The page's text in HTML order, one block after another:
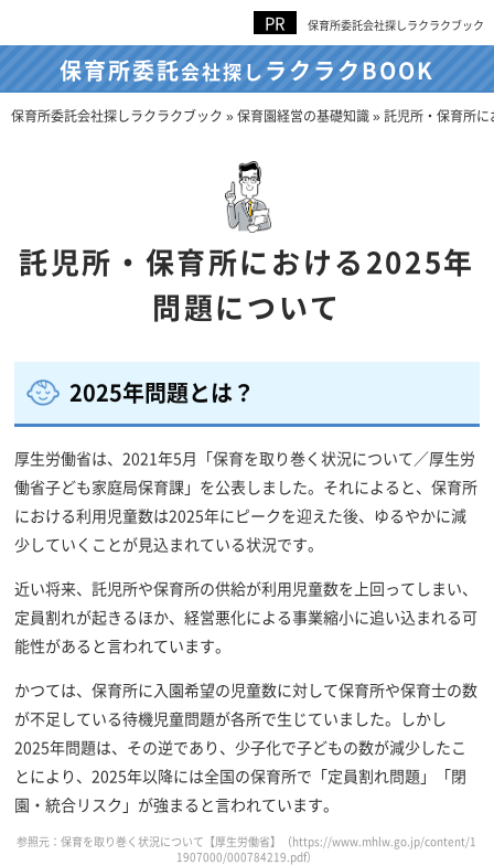
保育所委託会社探しラクラクブック
保育所委託会社探し ラクラクBOOK
保育所委託会社探しラクラクブック »保育園経営の基礎知識»託児所・保育所
託児所・保育所における2025年
問題について
2025年問題とは？
厚生労働省は、2021年5月「保育を取り巻く状況について／厚生労
働省子ども家庭局保育課」を公表しました。それによると、保育所
における利用児童数は2025年にピークを迎えた後、ゆるやかに減
少していくことが見込まれている状況です。
近い将来、託児所や保育所の供給が利用児童数を上回ってしまい、
定員割れが起きるほか、経営悪化による事業縮小に追い込まれる可
能性があると言われています。
かつては、保育所に入園希望の児童数に対して保育所や保育士の数
が不足している待機児童問題が各所で生じていました。しかし
2025年問題は、その逆であり、少子化で子どもの数が減少したこ
とにより、2025年以降には全国の保育所で「定員割れ問題」「閉
園・統合リスク」が強まると言われています。
参照元：保育を取り巻く状況について【厚生労働省】（https://www.mhlw.go.jp/content/1
1907000/000784219.pdf）